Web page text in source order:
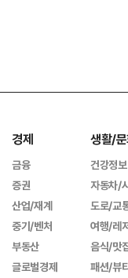
경제
금융
증권
산업/재계
중기/벤처
부동산
글로벌경제
생활/
건강정보
자동차/
도로/교
여행/레
음식/맛
패션/뷰